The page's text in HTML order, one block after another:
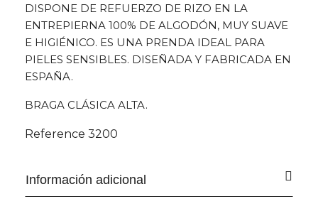
DISPONE DE REFUERZO DE RIZO EN LA
ENTREPIERNA 100% DE ALGODÓN, MUY SUAVE
E HIGIÉNICO. ES UNA PRENDA IDEAL PARA
PIELES SENSIBLES. DISEÑADA Y FABRICADA EN
ESPAÑA.
BRAGA CLÁSICA ALTA.
Reference 3200
Información adicional